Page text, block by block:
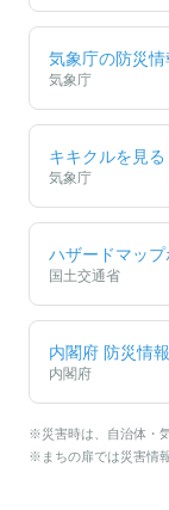
気象庁の防災情
気象庁
キキクルを見る
気象庁
ハザードマッ
国土交通省
内閣府 防災情
内閣府
※災害時は、自治体・
※まちの扉では災害情